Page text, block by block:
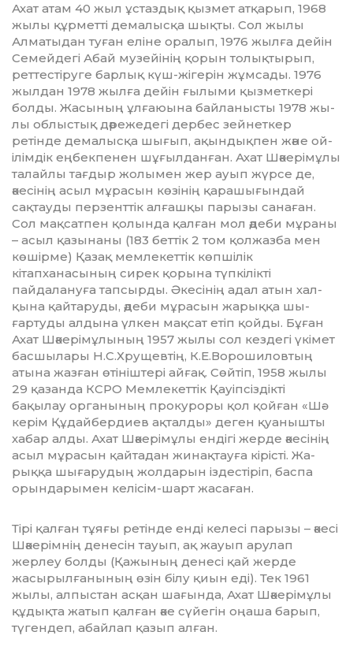
Ахат атам 40 жыл ұстаздық қызмет атқарып, 1968
жы­лы құрметті демалысқа шықты. Сол жылы
Алматыдан ту­ған еліне оралып, 1976 жылға дейін
Семейдегі Абай му­зейінің қорын толықтырып,
реттестіруге барлық күш-жі­герін жұмсады. 1976
жылдан 1978 жылға дейін ғылыми қыз­меткері
болды. Жасының ұлғаюына байланысты 1978 жы­
лы облыстық дәрежедегі дербес зейнеткер
ретінде де­малысқа шығып, ақындықпен және ой-
ілімдік ең­бек­пе­нен шұғылданған. Ахат Шәкерімұлы
талайлы тағдыр жо­лымен жер ауып жүрсе де,
әкесінің асыл мұрасын кө­зінің қара­шығындай
сақтауды перзенттік алғашқы па­рызы санаған.
Сол мақсатпен қолында қалған мол әдеби мұраны
– асыл қазынаны (183 беттік 2 том қолжазба мен
көшірме) Қазақ мемлекеттік көпшілік
кітапханасының сирек қорына түп­кілікті
пайдалануға тапсырды. Әкесінің адал атын хал­­
қына қайтаруды, әдеби мұрасын жарыққа шы­
ғартуды ал­дына үлкен мақсат етіп қойды. Бұған
Ахат Шә­керімұлы­ның 1957 жылы сол кездегі үкімет
басшылары Н.С.Хрущев­тің, К.Е.Ворошиловтың
атына жазған өті­ніш­тері айғақ. Сөйтіп, 1958 жылы
29 қазанда КСРО Мемлекеттік Қауіп­сіздікті
бақылау органының прокуро­ры қол қойған «Шә­
керім Құдайбердиев ақталды» деген қуа­нышты
хабар алды. Ахат Шәкерімұлы ендігі жерде әке­сінің
асыл мұрасын қай­тадан жинақтауға кірісті. Жа­
рыққа шығарудың жолда­рын іздестіріп, баспа
орындары­мен келісім-шарт жаса­ған.
Тірі қалған тұяғы ретінде енді келесі парызы – әкесі
Шәкерімнің денесін тауып, ақ жауып арулап
жерлеу болды (Қажының денесі қай жерде
жасырылғанының өзін білу қиын еді). Тек 1961
жылы, алпыстан асқан шағында, Ахат Шәкерімұлы
құдықта жатып қалған әке сүйегін оңаша барып,
түгендеп, абайлап қазып алған.